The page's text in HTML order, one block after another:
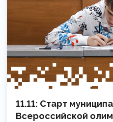
11.11: Старт
Всероссийской